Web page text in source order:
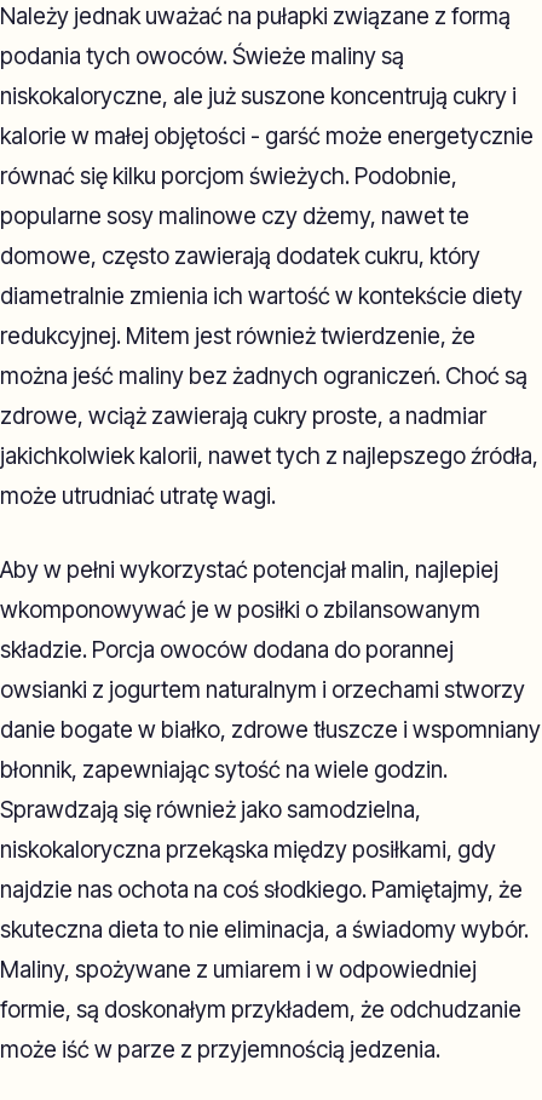
Należy jednak uważać na pułapki związane z formą
podania tych owoców. Świeże maliny są
niskokaloryczne, ale już suszone koncentrują cukry i
kalorie w małej objętości - garść może energetycznie
równać się kilku porcjom świeżych. Podobnie,
popularne sosy malinowe czy dżemy, nawet te
domowe, często zawierają dodatek cukru, który
diametralnie zmienia ich wartość w kontekście diety
redukcyjnej. Mitem jest również twierdzenie, że
można jeść maliny bez żadnych ograniczeń. Choć są
zdrowe, wciąż zawierają cukry proste, a nadmiar
jakichkolwiek kalorii, nawet tych z najlepszego źródła,
może utrudniać utratę wagi.
Aby w pełni wykorzystać potencjał malin, najlepiej
wkomponowywać je w posiłki o zbilansowanym
składzie. Porcja owoców dodana do porannej
owsianki z jogurtem naturalnym i orzechami stworzy
danie bogate w białko, zdrowe tłuszcze i wspomniany
błonnik, zapewniając sytość na wiele godzin.
Sprawdzają się również jako samodzielna,
niskokaloryczna przekąska między posiłkami, gdy
najdzie nas ochota na coś słodkiego. Pamiętajmy, że
skuteczna dieta to nie eliminacja, a świadomy wybór.
Maliny, spożywane z umiarem i w odpowiedniej
formie, są doskonałym przykładem, że odchudzanie
może iść w parze z przyjemnością jedzenia.